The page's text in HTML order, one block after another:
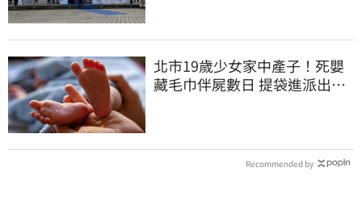
北市19歲少女家中產子！死嬰
藏毛巾伴屍數日 提袋進派出所
Recommended by